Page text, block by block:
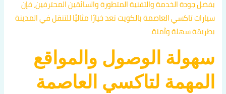
بفضل جودة الخدمة والتقنية المتطورة والسائقين المحترفين، فإن
سيارات تاكسي العاصمة بالكويت تعد خيارًا مثاليًا للتنقل في المدينة
بطريقة سهلة وآمنة.
سهولة الوصول والمواقع
المهمة لتاكسي العاصمة